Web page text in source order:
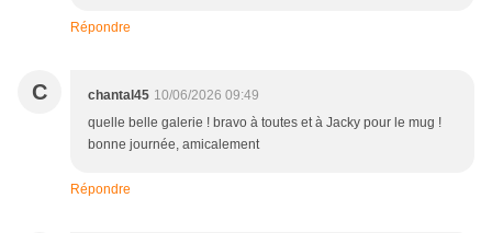
Répondre
C chantal45 10/06/2026 09:49
quelle belle galerie ! bravo à toutes et à Jacky pour le mug !
bonne journée, amicalement
Répondre